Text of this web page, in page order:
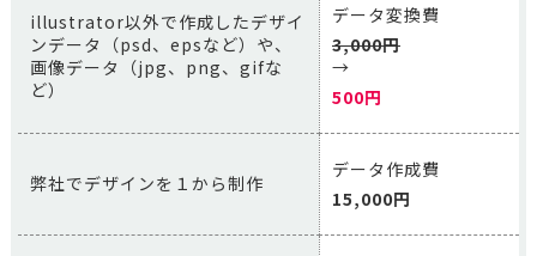
illustrator以外で作成したデザイ
ンデータ（psd、epsなど）や、
画像データ（jpg、png、gifな
ど）
データ変換費
3,000円
→
500円
弊社でデザインを１から制作
データ作成費
15,000円